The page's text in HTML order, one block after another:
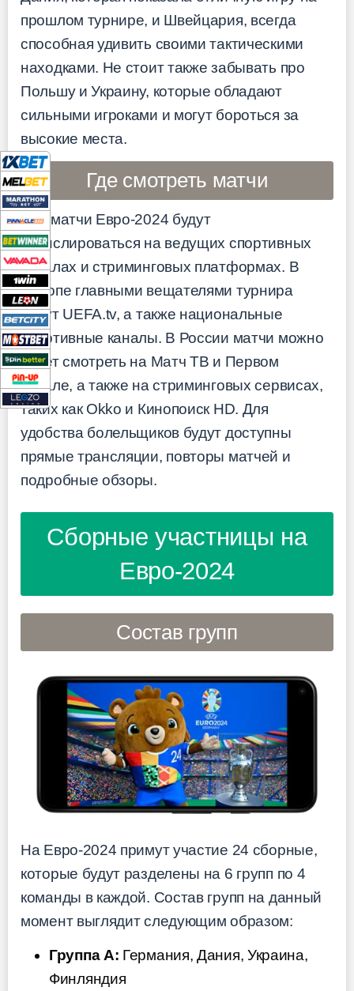
прошлом турнире, и Швейцария, всегда
способная удивить своими тактическими
находками. Не стоит также забывать про
Польшу и Украину, которые обладают
сильными игроками и могут бороться за
высокие места.
Где смотреть матчи
Все матчи Евро-2024 будут
транслироваться на ведущих спортивных
каналах и стриминговых платформах. В
Европе главными вещателями турнира
будут UEFA.tv, а также национальные
спортивные каналы. В России матчи можно
будет смотреть на Матч ТВ и Первом
канале, а также на стриминговых сервисах,
таких как Okko и Кинопоиск HD. Для
удобства болельщиков будут доступны
прямые трансляции, повторы матчей и
подробные обзоры.
Сборные участницы на
Евро-2024
Состав групп
На Евро-2024 примут участие 24 сборные,
которые будут разделены на 6 групп по 4
команды в каждой. Состав групп на данный
момент выглядит следующим образом:
Группа A: Германия, Дания, Украина,
Финляндия